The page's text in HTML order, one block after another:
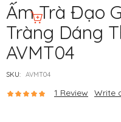
Ấm Trà Đạo
Tràng Dáng
AVMT04
SKU: AVMT04
1 Review Write